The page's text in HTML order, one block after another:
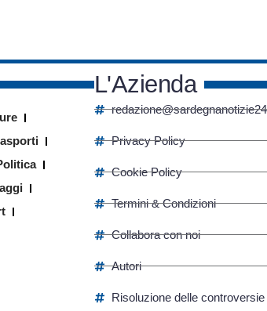
L'Azienda
Privacy Policy
Cookie Policy
Termini & Condizioni
Collabora con noi
Autori
Risoluzione delle controversie